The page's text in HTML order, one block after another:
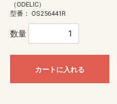
（ODELIC）
型番： OS256441R
数量
カートに入れる